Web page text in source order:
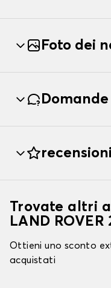
Foto dei
Domande
recensioni
Trovate altri
LAND ROVER
Ottieni uno sconto
acquistati